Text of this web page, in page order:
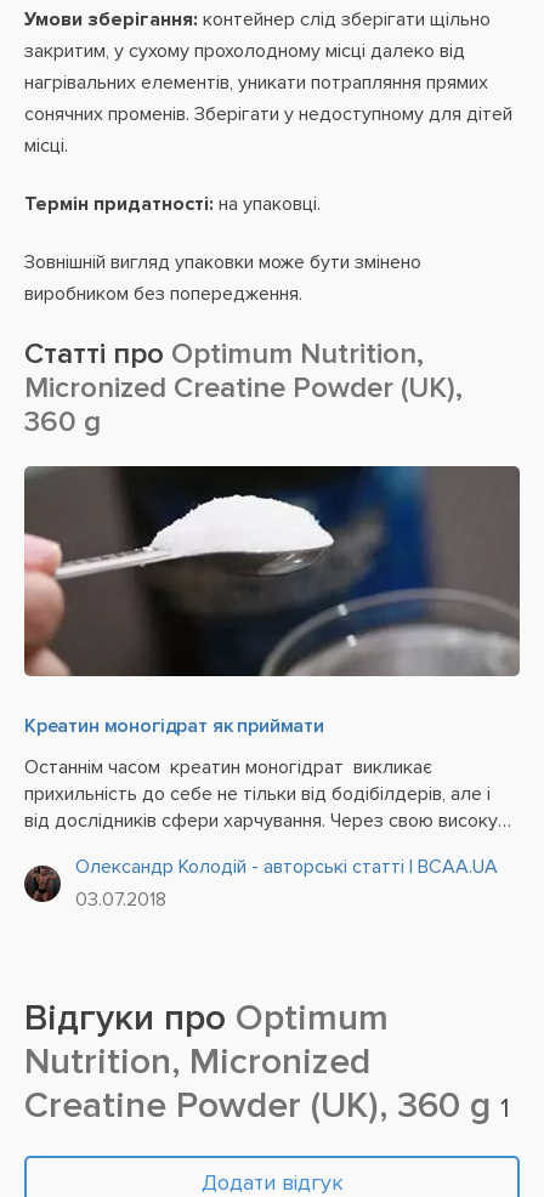
Умови зберігання: контейнер слід зберігати щільно
закритим, у сухому прохолодному місці далеко від
нагрівальних елементів, уникати потрапляння прямих
сонячних променів. Зберігати у недоступному для дітей
місці.
Термін придатності: на упаковці.
Зовнішній вигляд упаковки може бути змінено
виробником без попередження.
Статті про Optimum Nutrition,
Micronized Creatine Powder (UK),
360 g
Креатин моногідрат як приймати
Останнім часом креатин моногідрат викликає
прихильність до себе не тільки від бодібілдерів, але і
від дослідників сфери харчування. Через свою високу
різних авторських методик, часто...
Олександр Колодій - авторські статті | BCAA.UA
03.07.2018
Відгуки про Optimum
Nutrition, Micronized
Creatine Powder (UK), 360 g 1
Додати відгук